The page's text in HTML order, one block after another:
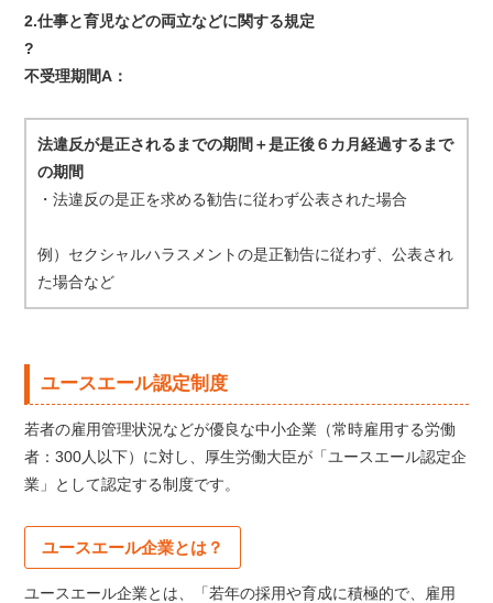
2.仕事と育児などの両立などに関する規定
?
不受理期間A：
法違反が是正されるまでの期間＋是正後６カ月経過するまで
の期間
・法違反の是正を求める勧告に従わず公表された場合
例）セクシャルハラスメントの是正勧告に従わず、公表され
た場合など
ユースエール認定制度
若者の雇用管理状況などが優良な中小企業（常時雇用する労働
者：300人以下）に対し、厚生労働大臣が「ユースエール認定企
業」として認定する制度です。
ユースエール企業とは？
ユースエール企業とは、「若年の採用や育成に積極的で、雇用